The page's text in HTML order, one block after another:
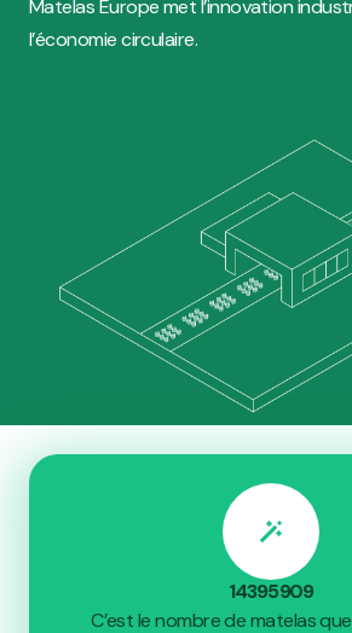
Matelas Europe met l’innovation
l’économie circulaire.
14 395 909
C’est le nombre de matelas